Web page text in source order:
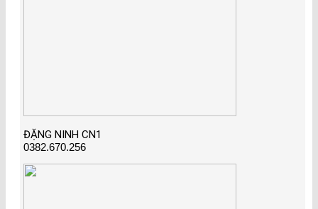
ĐẶNG NINH CN1
0382.670.256